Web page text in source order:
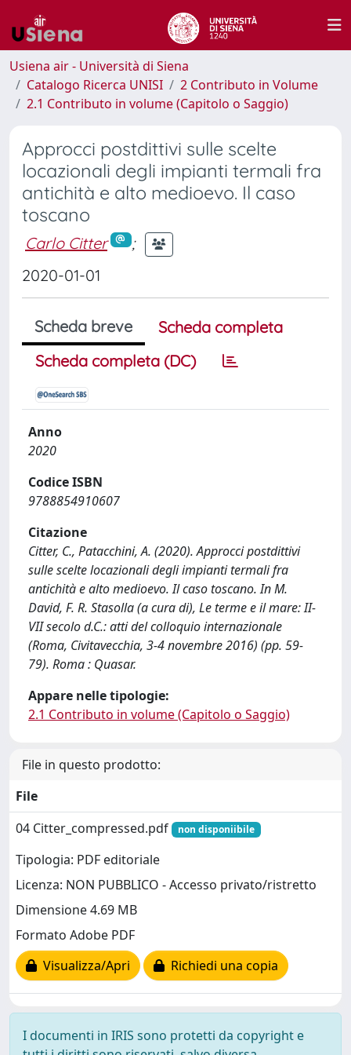
Usiena air - Università di Siena
Catalogo Ricerca UNISI
2 Contributo in Volume
2.1 Contributo in volume (Capitolo o Saggio)
Approcci postdittivi sulle scelte
locazionali degli impianti termali fra
antichità e alto medioevo. Il caso
toscano
Carlo Citter
;
2020-01-01
Scheda breve
Scheda completa
Scheda completa (DC)
Anno
2020
Codice ISBN
9788854910607
Citazione
Citter, C., Patacchini, A. (2020). Approcci postdittivi
sulle scelte locazionali degli impianti termali fra
antichità e alto medioevo. Il caso toscano. In M.
David, F. R. Stasolla (a cura di), Le terme e il mare: II-
VII secolo d.C.: atti del colloquio internazionale
(Roma, Civitavecchia, 3-4 novembre 2016) (pp. 59-
79). Roma : Quasar.
Appare nelle tipologie:
2.1 Contributo in volume (Capitolo o Saggio)
File in questo prodotto:
File
04 Citter_compressed.pdf
non disponiibile
Tipologia: PDF editoriale
Licenza: NON PUBBLICO - Accesso privato/ristretto
Dimensione 4.69 MB
Formato Adobe PDF
Visualizza/Apri
Richiedi una copia
I documenti in IRIS sono protetti da copyright e